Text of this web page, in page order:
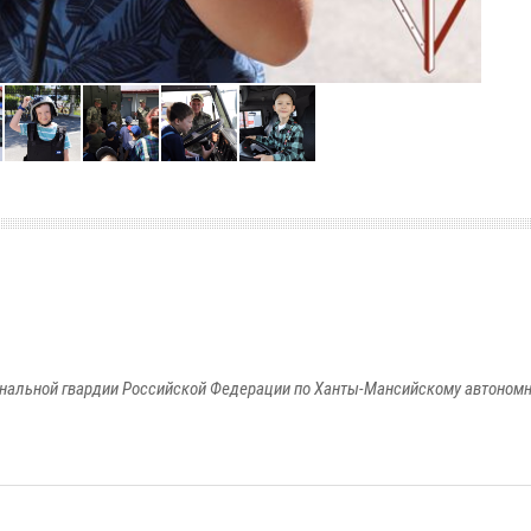
гвардии Российской Федерации по Ханты-Мансийскому